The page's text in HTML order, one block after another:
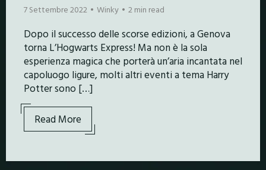
7 Settembre 2022 Winky 2 min read
Dopo il successo delle scorse edizioni, a Genova
torna L’Hogwarts Express! Ma non è la sola
esperienza magica che porterà un’aria incantata nel
capoluogo ligure, molti altri eventi a tema Harry
Potter sono […]
Read More